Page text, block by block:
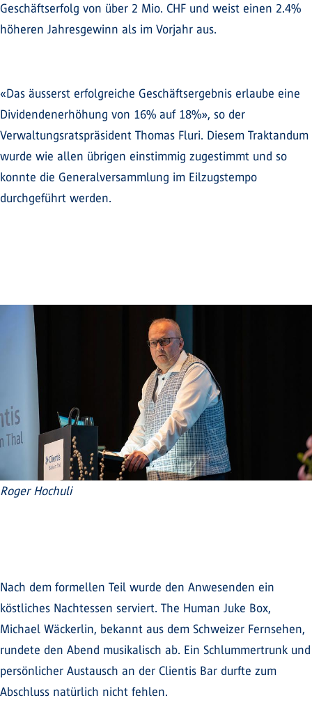
Geschäftserfolg von über 2 Mio. CHF und weist einen 2.4%
höheren Jahresgewinn als im Vorjahr aus.
«Das äusserst erfolgreiche Geschäftsergebnis erlaube eine
Dividendenerhöhung von 16% auf 18%», so der
Verwaltungsratspräsident Thomas Fluri. Diesem Traktandum
wurde wie allen übrigen einstimmig zugestimmt und so
konnte die Generalversammlung im Eilzugstempo
durchgeführt werden.
Roger Hochuli
Nach dem formellen Teil wurde den Anwesenden ein
köstliches Nachtessen serviert. The Human Juke Box,
Michael Wäckerlin, bekannt aus dem Schweizer Fernsehen,
rundete den Abend musikalisch ab. Ein Schlummertrunk und
persönlicher Austausch an der Clientis Bar durfte zum
Abschluss natürlich nicht fehlen.